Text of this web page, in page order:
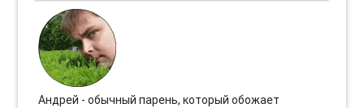
Андрей - обычный парень, который обожает